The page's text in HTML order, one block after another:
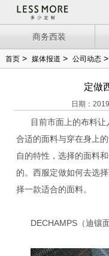
商务西装
首页> 媒体报道 > 公司动态>
定做
日期：
目前市面上的布料
合适的面料与穿在身上
自的特性，选择的面料
的。西服定做如何去选
择一款适合的面料。
DECHAMPS（迪镶面